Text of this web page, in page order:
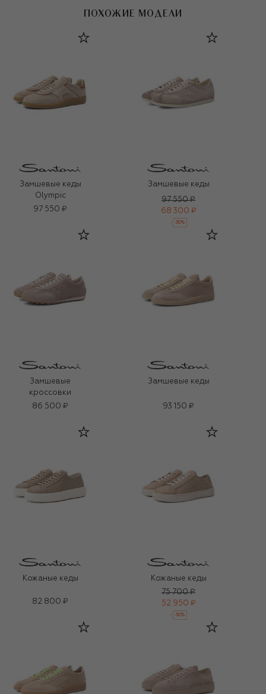
ПОХОЖИЕ МОДЕЛИ
Замшевые кеды
Olympic
97 550 ₽
Замшевые кеды
97 550 ₽
68 300 ₽
-30%
Замшевые
кроссовки
86 500 ₽
Замшевые кеды
93 150 ₽
Кожаные кеды
82 800 ₽
Кожаные кеды
75 700 ₽
52 950 ₽
-30%